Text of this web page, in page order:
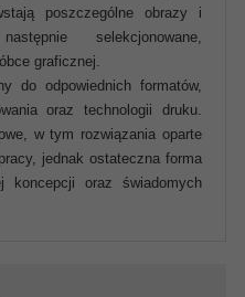
poszczególne obrazy i
selekcjonowane,
graficznej.
do odpowiednich formatów,
oraz technologii druku.
w tym rozwiązania oparte
jednak ostateczna forma
koncepcji oraz świadomych